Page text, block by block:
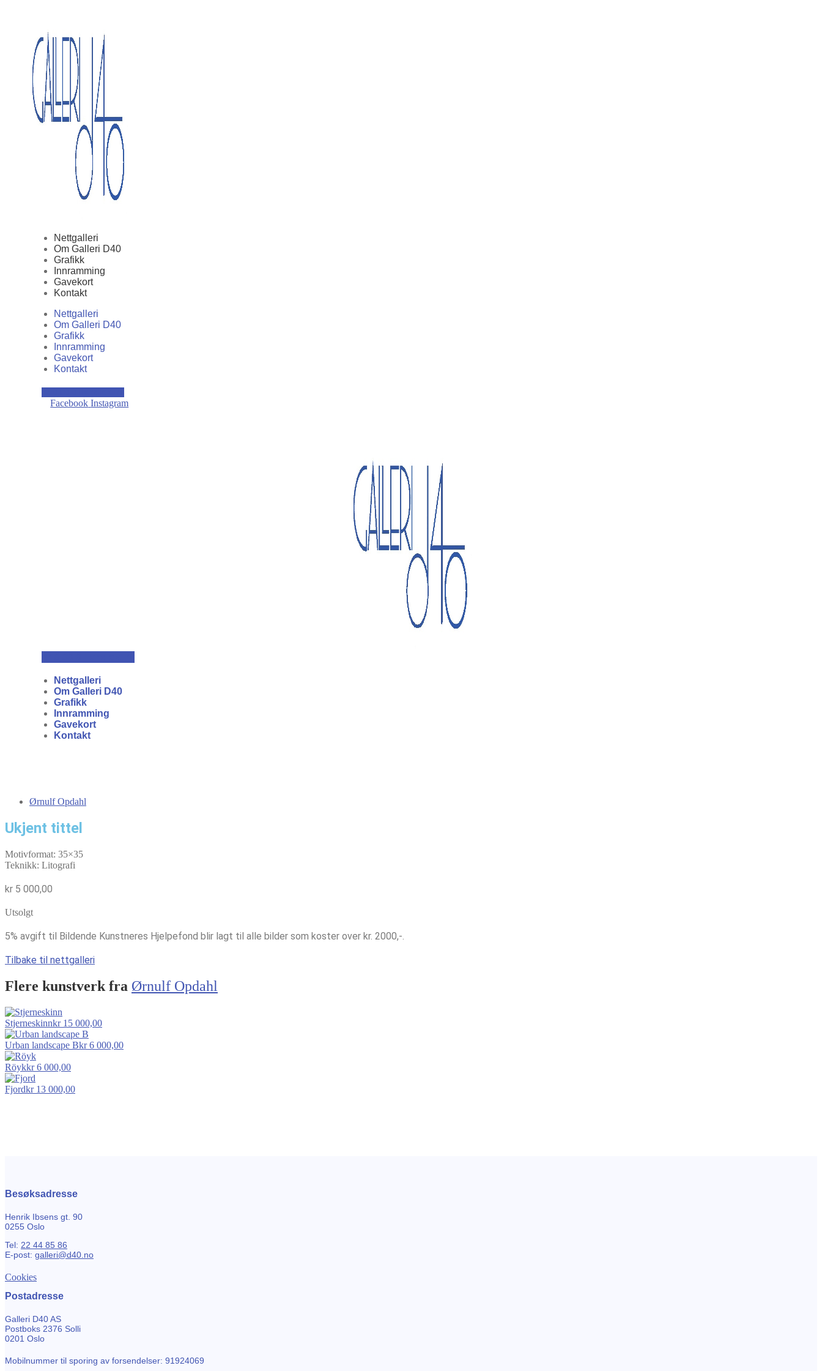
Nettgalleri
Om Galleri D40
Grafikk
Innramming
Gavekort
Kontakt
Nettgalleri
Om Galleri D40
Grafikk
Innramming
Gavekort
Kontakt
Facebook Instagram
Nettgalleri
Om Galleri D40
Grafikk
Innramming
Gavekort
Kontakt
Ørnulf Opdahl
Ukjent tittel
Motivformat: 35×35
Teknikk: Litografi
kr 5 000,00
Utsolgt
5% avgift til Bildende Kunstneres Hjelpefond blir lagt til alle bilder som koster over kr. 2000,-.
Tilbake til nettgalleri
Flere kunstverk fra Ørnulf Opdahl
Stjerneskinnkr15 000,00
Urban landscape Bkr6 000,00
Röykkr6 000,00
Fjordkr13 000,00
Besøksadresse
Henrik Ibsens gt. 90
0255 Oslo
Tel: 22 44 85 86
E-post: galleri@d40.no
Cookies
Postadresse
Galleri D40 AS
Postboks 2376 Solli
0201 Oslo
Mobilnummer til sporing av forsendelser: 91924069